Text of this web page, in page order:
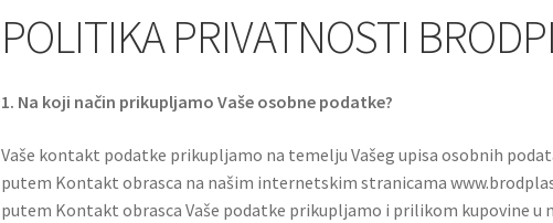
POLITIKA PRIVATNOSTI
1. Na koji način prikupljamo Vaše osobne podatke?
Vaše kontakt podatke prikupljamo na temelju Vašeg upisa osobnih
putem Kontakt obrasca na našim internetskim stranicama
putem Kontakt obrasca Vaše podatke prikupljamo i prilikom kupovine